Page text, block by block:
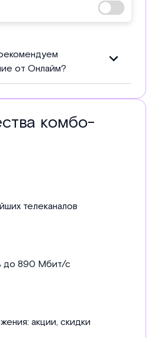
от Онлайм?
комбо-
телеканалов
до 890 Мбит/с
акции, скидки